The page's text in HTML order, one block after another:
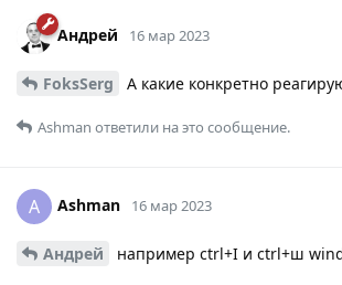
Андрей 16 мар 2023
FoksSerg А какие конкретно
Ashman ответили на это сообщение.
A Ashman 16 мар 2023
Андрей например ctrl+I и ctrl+ш